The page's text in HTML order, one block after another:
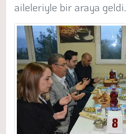
aileleriyle bir araya geldi.